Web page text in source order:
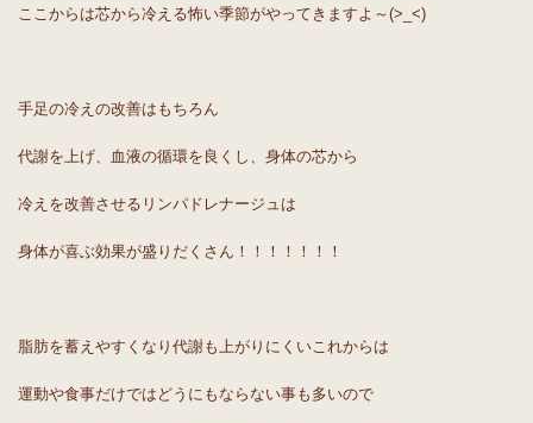
ここからは芯から冷える怖い季節がやってきますよ～(>_<)
手足の冷えの改善はもちろん
代謝を上げ、血液の循環を良くし、身体の芯から
冷えを改善させるリンパドレナージュは
身体が喜ぶ効果が盛りだくさん！！！！！！！
脂肪を蓄えやすくなり代謝も上がりにくいこれからは
運動や食事だけではどうにもならない事も多いので